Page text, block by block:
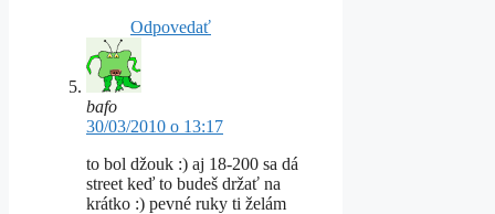
Odpovedať
bafo
30/03/2010 o 13:17
to bol džouk :) aj 18-200 sa dá
street keď to budeš držať na
krátko :) pevné ruky ti želám